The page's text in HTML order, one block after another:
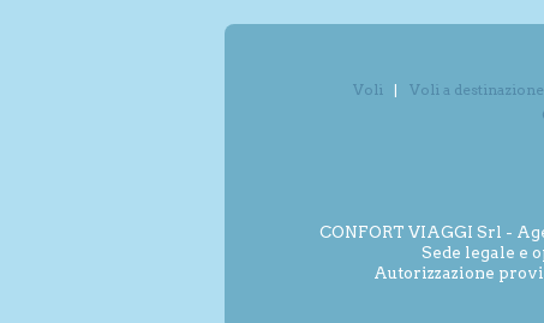
Voli
Voli a
CONFORT VIAGGI Srl -
Sede legale e
Autorizzazione